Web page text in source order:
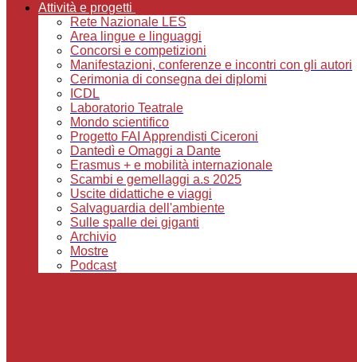
Attività e progetti
Rete Nazionale LES
Area lingue e linguaggi
Concorsi e competizioni
Manifestazioni, conferenze e incontri con gli autori
Cerimonia di consegna dei diplomi
ICDL
Laboratorio Teatrale
Mondo scientifico
Progetto FAI Apprendisti Ciceroni
Dantedì e Omaggi a Dante
Erasmus + e mobilità internazionale
Scambi e gemellaggi a.s 2025
Uscite didattiche e viaggi
Salvaguardia dell'ambiente
Sulle spalle dei giganti
Archivio
Mostre
Podcast